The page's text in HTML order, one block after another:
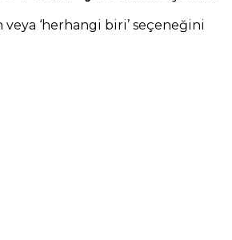
‘herhangi biri’ seçeneğini